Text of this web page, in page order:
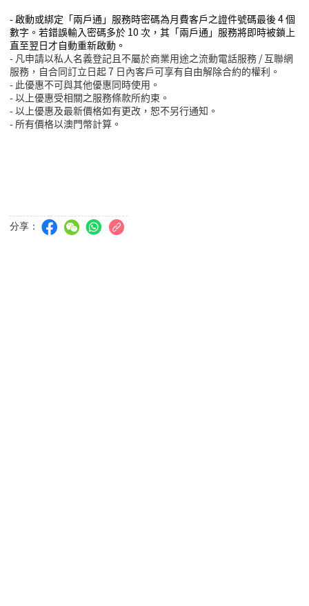
- 啟動或綁定「兩戶通」服務時密碼為月費客戶之證件號碼最後 4個
數字。若錯誤輸入密碼多於 10 次，其「兩戶通」服務將即時被鎖上
直至翌日才自動重新啟動。
- 凡申請以私人名義登記且不屬於商業用途之流動電話服務 /互聯網
服務，自合同訂立日起7 日內客戶可享有自由解除合約的權利。
- 此優惠不可與其他優惠同時使用。
- 以上優惠受相關之服務條款所約束。
- 以上優惠及最新價格如有更改，恕不另行通知。
- 所有價格以澳門幣計算。
分享：